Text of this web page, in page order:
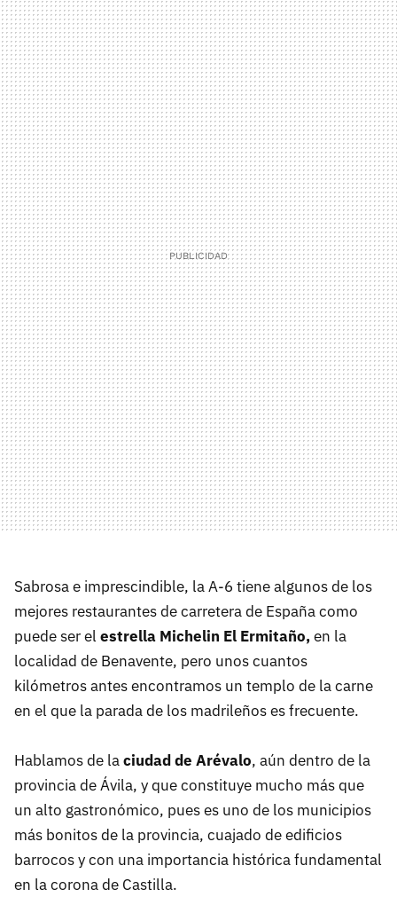
Sabrosa e imprescindible, la A-6 tiene algunos de los
mejores restaurantes de carretera de España como
puede ser el estrella Michelin El Ermitaño,en la
localidad de Benavente, pero unos cuantos
kilómetros antes encontramos un templo de la carne
en el que la parada de los madrileños es frecuente.
Hablamos de laciudad de Arévalo, aún dentro de la
provincia de Ávila, y que constituye mucho más que
un alto gastronómico, pues es uno de los municipios
más bonitos de la provincia, cuajado de edificios
barrocos y con una importancia histórica fundamental
en la corona de Castilla.